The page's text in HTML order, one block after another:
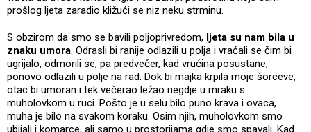
prošlog ljeta zaradio kližući se niz neku strminu.
S obzirom da smo se bavili poljoprivredom, ljeta su nam bila u
znaku umora. Odrasli bi ranije odlazili u polja i vraćali se čim bi
ugrijalo, odmorili se, pa predvečer, kad vrućina posustane,
ponovo odlazili u polje na rad. Dok bi majka krpila moje šorceve,
otac bi umoran i tek večerao ležao negdje u mraku s
muholovkom u ruci. Pošto je u selu bilo puno krava i ovaca,
muha je bilo na svakom koraku. Osim njih, muholovkom smo
ubijali i komarce, ali samo u prostorijama gdje smo spavali. Kad